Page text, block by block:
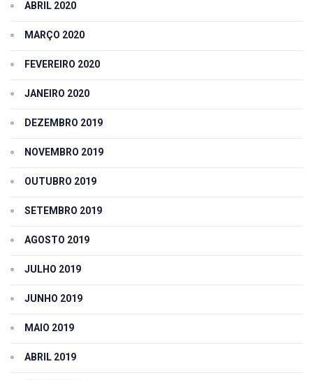
ABRIL 2020
MARÇO 2020
FEVEREIRO 2020
JANEIRO 2020
DEZEMBRO 2019
NOVEMBRO 2019
OUTUBRO 2019
SETEMBRO 2019
AGOSTO 2019
JULHO 2019
JUNHO 2019
MAIO 2019
ABRIL 2019